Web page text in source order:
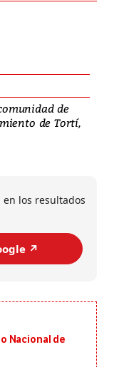
de
de Tortí,
los resultados
↗️
Nacional de